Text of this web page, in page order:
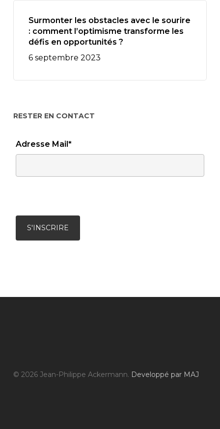
Surmonter les obstacles avec le sourire
: comment l’optimisme transforme les
défis en opportunités ?
6 septembre 2023
RESTER EN CONTACT
Adresse Mail*
© 2026 Jean-Philippe Ackermann. Developpé par MAJ